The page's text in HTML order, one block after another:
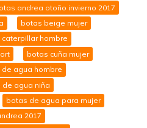
andrea otoño invierno 2017
botas beige mujer
hombre
botas cuña mujer
agua hombre
de agua niña
botas de agua para mujer
2017